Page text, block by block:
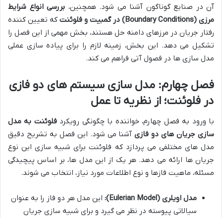
آن در صنایع گوناگون آشنا می شود. همچنین، بررسی انواع شرایط
مرزی (Boundary Conditions) در گمبیت و فلوئنت
که تعیین کننده
رفتار جریان در مرزهای دامنه حل هستند، بخش مهمی از این فصل را
تشکیل می دهد. این بخش، زمینه لازم را برای پیاده سازی عملی
مدل سازی ها در فصول آتی فراهم می کند.
فصل چهارم: مدل سازی سیستم های دو فازی
در فلوئنت؛ از نظریه تا عمل
با ورود به فصل چهارم، خواننده با چگونگی رویکردفلوئنت به مدل
سازی جریان های دو فازیآشنا می شود. این فصل به تشریح دقیق
مدل های مختلفی می پردازد که فلوئنت برای شبیه سازی این نوع
جریان ها ارائه می دهد. هر یک از این مدل ها، بر اساس پیچیدگی
مسئله، ماهیت فازها و نوع اطلاعات مورد نیاز، انتخاب می شوند.
مدل اویلری (Eulerian Model):
این مدل هر دو فاز را به عنوان
سیالاتی پیوسته در نظر می گیرد و برای شبیه سازی جریان